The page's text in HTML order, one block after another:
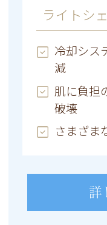
ライトシ
冷却シス
減
肌に負担
破壊
さまざま
詳